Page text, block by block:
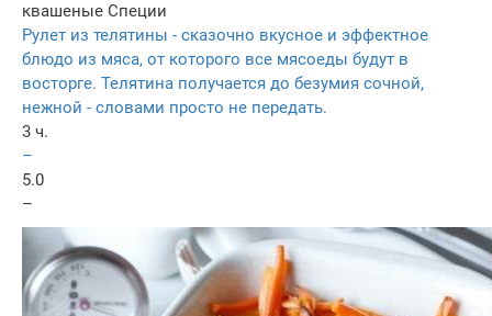
квашеные Специи
Рулет из телятины - сказочно вкусное и эффектное
блюдо из мяса, от которого все мясоеды будут в
восторге. Телятина получается до безумия сочной,
нежной - словами просто не передать.
3 ч.
–
5.0
–